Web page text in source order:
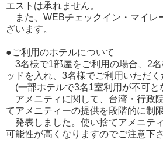
エストは承れません。
また、WEBチェックイン・マイレ
ざいます。
●ご利用のホテルについて
3名様で1部屋をご利用の場合、2
ッドを入れ、3名様でご利用いただく
(一部ホテルで3名1室利用が不可と
アメニティに関して、台湾・行政
てアメニティーの提供を段階的に制
発表しました。使い捨てアメニテ
可能性が高くなりますのでご注意下さ